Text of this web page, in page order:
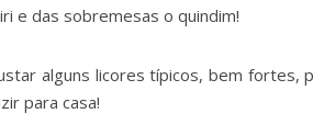
e das sobremesas o quindim!
alguns licores típicos, bem fortes,
para casa!